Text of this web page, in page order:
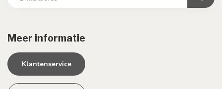
Meer informatie
Klantenservice